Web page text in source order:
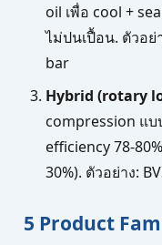
oil เพื่อ cool +
ไม่ปนเปื้อน. ตัวอย่
bar
Hybrid (rotary
compression แ
efficiency 78-
30%). ตัวอย่าง:
5 Product